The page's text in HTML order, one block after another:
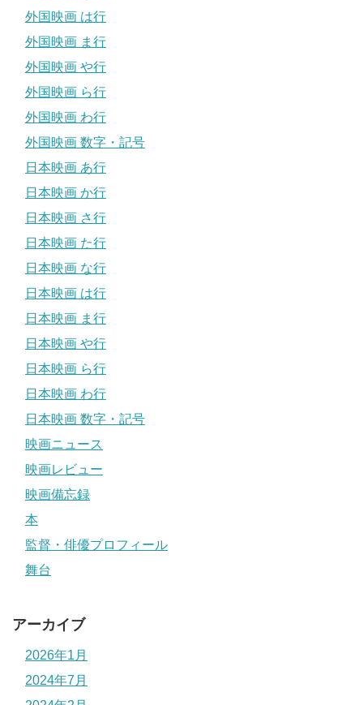
外国映画 は行
外国映画 ま行
外国映画 や行
外国映画 ら行
外国映画 わ行
外国映画 数字・記号
日本映画 あ行
日本映画 か行
日本映画 さ行
日本映画 た行
日本映画 な行
日本映画 は行
日本映画 ま行
日本映画 や行
日本映画 ら行
日本映画 わ行
日本映画 数字・記号
映画ニュース
映画レビュー
映画備忘録
本
監督・俳優プロフィール
舞台
アーカイブ
2026年1月
2024年7月